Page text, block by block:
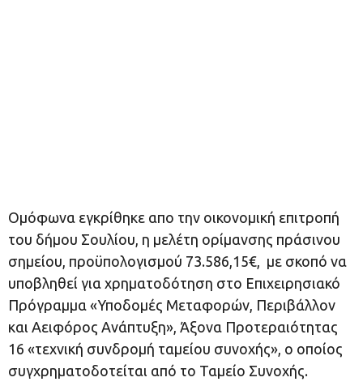
Ομόφωνα εγκρίθηκε απο την οικονομική επιτροπή
του δήμου Σουλίου, η μελέτη ορίμανσης πράσινου
σημείου, προϋπολογισμού 73.586,15€, με σκοπό να
υποβληθεί για χρηματοδότηση στο Επιχειρησιακό
Πρόγραμμα «Υποδομές Μεταφορών, Περιβάλλον
και Αειφόρος Ανάπτυξη», Άξονα Προτεραιότητας
16 «τεχνική συνδρομή ταμείου συνοχής», ο οποίος
συγχρηματοδοτείται από το Ταμείο Συνοχής.